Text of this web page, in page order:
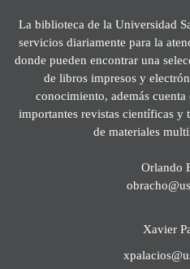
La biblioteca de la Universidad
servicios diariamente para la
donde pueden encontrar una
de libros impresos y
conocimiento, además
importantes revistas científicas y
de materiales
Orlando
Xavier